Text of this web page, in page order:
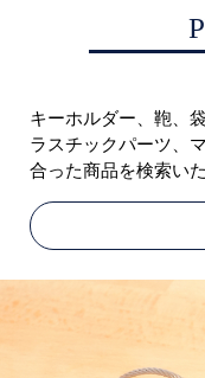
キーホルダー、鞄、
ラスチックパーツ、
合った商品を検索い